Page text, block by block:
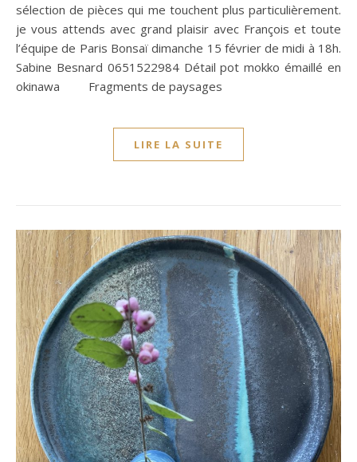
sélection de pièces qui me touchent plus particulièrement.
je vous attends avec grand plaisir avec François et toute
l’équipe de Paris Bonsaï dimanche 15 février de midi à 18h.
Sabine Besnard 0651522984 Détail pot mokko émaillé en
okinawa Fragments de paysages
LIRE LA SUITE